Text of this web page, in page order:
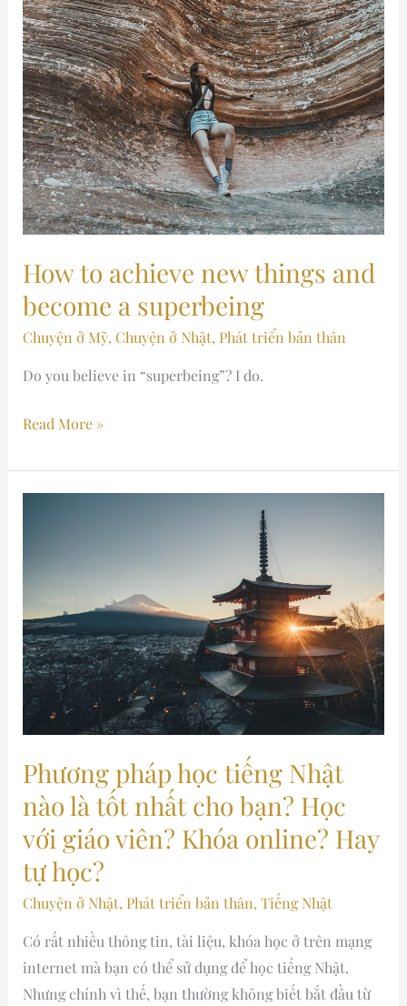
How to achieve new things and
become a superbeing
Chuyện ở Mỹ, Chuyện ở Nhật, Phát triển bản thân
Do you believe in “superbeing”? I do.
Read More »
Phương pháp học tiếng Nhật
nào là tốt nhất cho bạn? Học
với giáo viên? Khóa online? Hay
tự học?
Chuyện ở Nhật, Phát triển bản thân,Tiếng Nhật
Có rất nhiều thông tin, tài liệu, khóa học ở trên mạng
internet mà bạn có thể sử dụng để học tiếng Nhật.
Nhưng chính vì thế, bạn thường không biết bắt đầu từ
Nhật
nào
là
tốt
nhất
bạn?
Học
với
giáo
viên?
Khóa
online?
Hay